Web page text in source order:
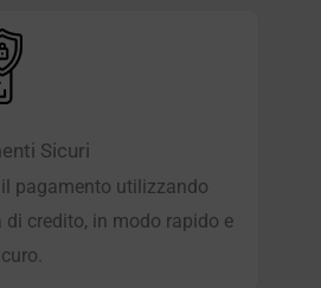
Sicuri
pagamento utilizzando
credito, in modo rapido e